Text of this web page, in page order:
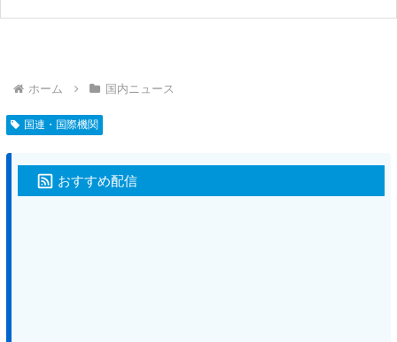
ホーム 国内ニュース
国連・国際機関
おすすめ配信